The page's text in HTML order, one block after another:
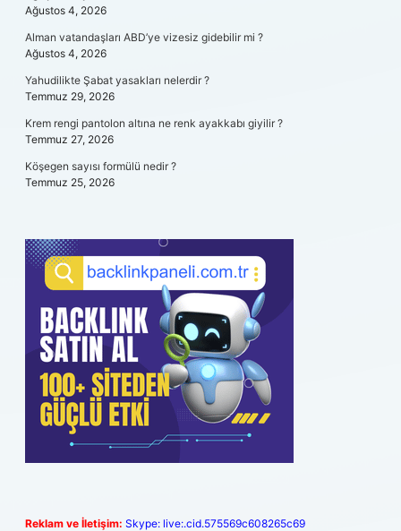
Ağustos 4, 2026
Alman vatandaşları ABD’ye vizesiz gidebilir mi ?
Ağustos 4, 2026
Yahudilikte Şabat yasakları nelerdir ?
Temmuz 29, 2026
Krem rengi pantolon altına ne renk ayakkabı giyilir ?
Temmuz 27, 2026
Köşegen sayısı formülü nedir ?
Temmuz 25, 2026
Reklam ve İletişim: Skype: live:.cid.575569c608265c69